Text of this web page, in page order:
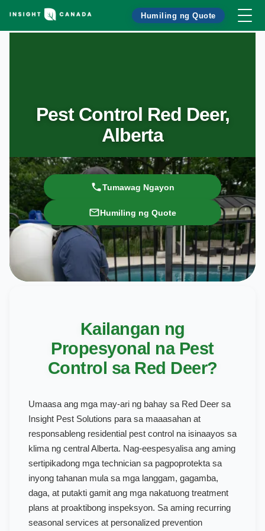
Humiling ng Quote
Pest Control Red Deer,
Alberta
Tumawag Ngayon
Humiling ng Quote
Kailangan ng
Propesyonal na Pest
Control sa Red Deer?
Umaasa ang mga may-ari ng bahay sa Red Deer sa
Insight Pest Solutions para sa maaasahan at
responsableng residential pest control na isinaayos sa
klima ng central Alberta. Nag-eespesyalisa ang aming
sertipikadong mga technician sa pagpoprotekta sa
inyong tahanan mula sa mga langgam, gagamba,
daga, at putakti gamit ang mga nakatuong treatment
plans at proaktibong inspeksyon. Sa aming recurring
seasonal services at personalized prevention